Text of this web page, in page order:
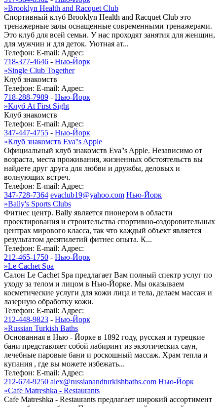
»Brooklyn Health and Racquet Club
Спортивный клуб Brooklyn Health and Racquet Club это
тренажерные залы оснащенные современными тренажерами.
Это клуб для всей семьи. У нас проходят занятия для женщин,
для мужчин и для деток. Уютная ат...
Телефон: E-mail: Адрес:
718-377-4646 - Нью-Йорк
»Single Club Together
Клуб знакомств
Телефон: E-mail: Адрес:
718-288-7989 - Нью-Йорк
»Клуб At First Sight
Клуб знакомств
Телефон: E-mail: Адрес:
347-447-4755 - Нью-Йорк
»Клуб знакомств Eva''s Apple
Официальный клуб знакомств Eva''s Apple. Независимо от
возраста, места проживания, жизненных обстоятельств вы
найдете друг друга для любви и дружбы, деловых и
волнующих встреч.
Телефон: E-mail: Адрес:
347-728-7364 evaclub19@yahoo.com Нью-Йорк
»Bally's Sports Clubs
Фитнес центр. Bally является пионером в области
проектирования и строительства спортивно-оздоровительных
центрах мирового класса, так что каждый объект является
результатом десятилетий фитнес опыта. К...
Телефон: E-mail: Адрес:
212-465-1750 - Нью-Йорк
»Le Cachet Spa
Салон Le Cachet Spa предлагает Вам полный спектр услуг по
уходу за телом и лицом в Нью-Йорке. Мы оказываем
косметические услуги для кожи лица и тела, делаем массаж и
лазерную обработку кожи.
Телефон: E-mail: Адрес:
212-448-9823 - Нью-Йорк
»Russian Turkish Baths
Основанная в Нью - Йорке в 1892 году, русская и турецкие
бани представляет собой лабиринт из экзотических саун,
лечебные паровые бани и роскошный массаж. Храм тепла и
купания , где вы можете избежать...
Телефон: E-mail: Адрес:
212-674-9250 alex@russianandturkishbaths.com Нью-Йорк
»Cafe Matreshka - Restaurants
Cafe Matreshka - Restaurants предлагает широкий ассортимент